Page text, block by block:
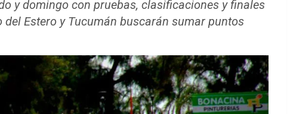
y domingo con pruebas, clasificaciones y finales
Estero y Tucumán buscarán sumar puntos